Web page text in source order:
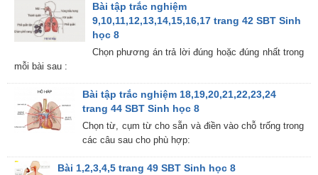
Bài tập trắc nghiệm
9,10,11,12,13,14,15,16,17 trang 42 SBT Sinh
học 8
Chọn phương án trả lời đúng hoặc đúng nhất trong
mỗi bài sau :
Bài tập trắc nghiệm 18,19,20,21,22,23,24
trang 44 SBT Sinh học 8
Chọn từ, cụm từ cho sẵn và điền vào chỗ trống trong
các câu sau cho phù hợp:
Bài 1,2,3,4,5 trang 49 SBT Sinh học 8